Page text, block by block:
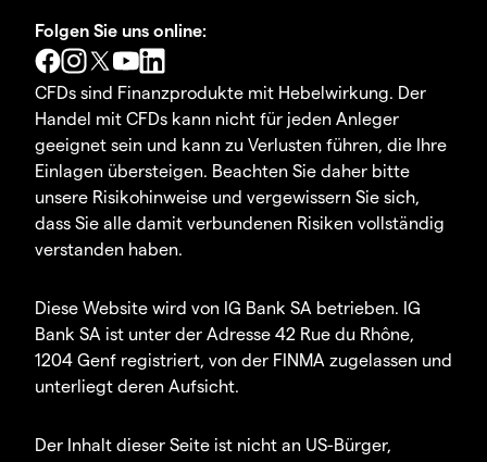
Folgen Sie uns online:
CFDs sind Finanzprodukte mit Hebelwirkung. Der
Handel mit CFDs kann nicht für jeden Anleger
geeignet sein und kann zu Verlusten führen, die Ihre
Einlagen übersteigen. Beachten Sie daher bitte
unsere Risikohinweise und vergewissern Sie sich,
dass Sie alle damit verbundenen Risiken vollständig
verstanden haben.
Diese Website wird von IG Bank SA betrieben. IG
Bank SA ist unter der Adresse 42 Rue du Rhône,
1204 Genf registriert, von der FINMA zugelassen und
unterliegt deren Aufsicht.
Der Inhalt dieser Seite ist nicht an US-Bürger,